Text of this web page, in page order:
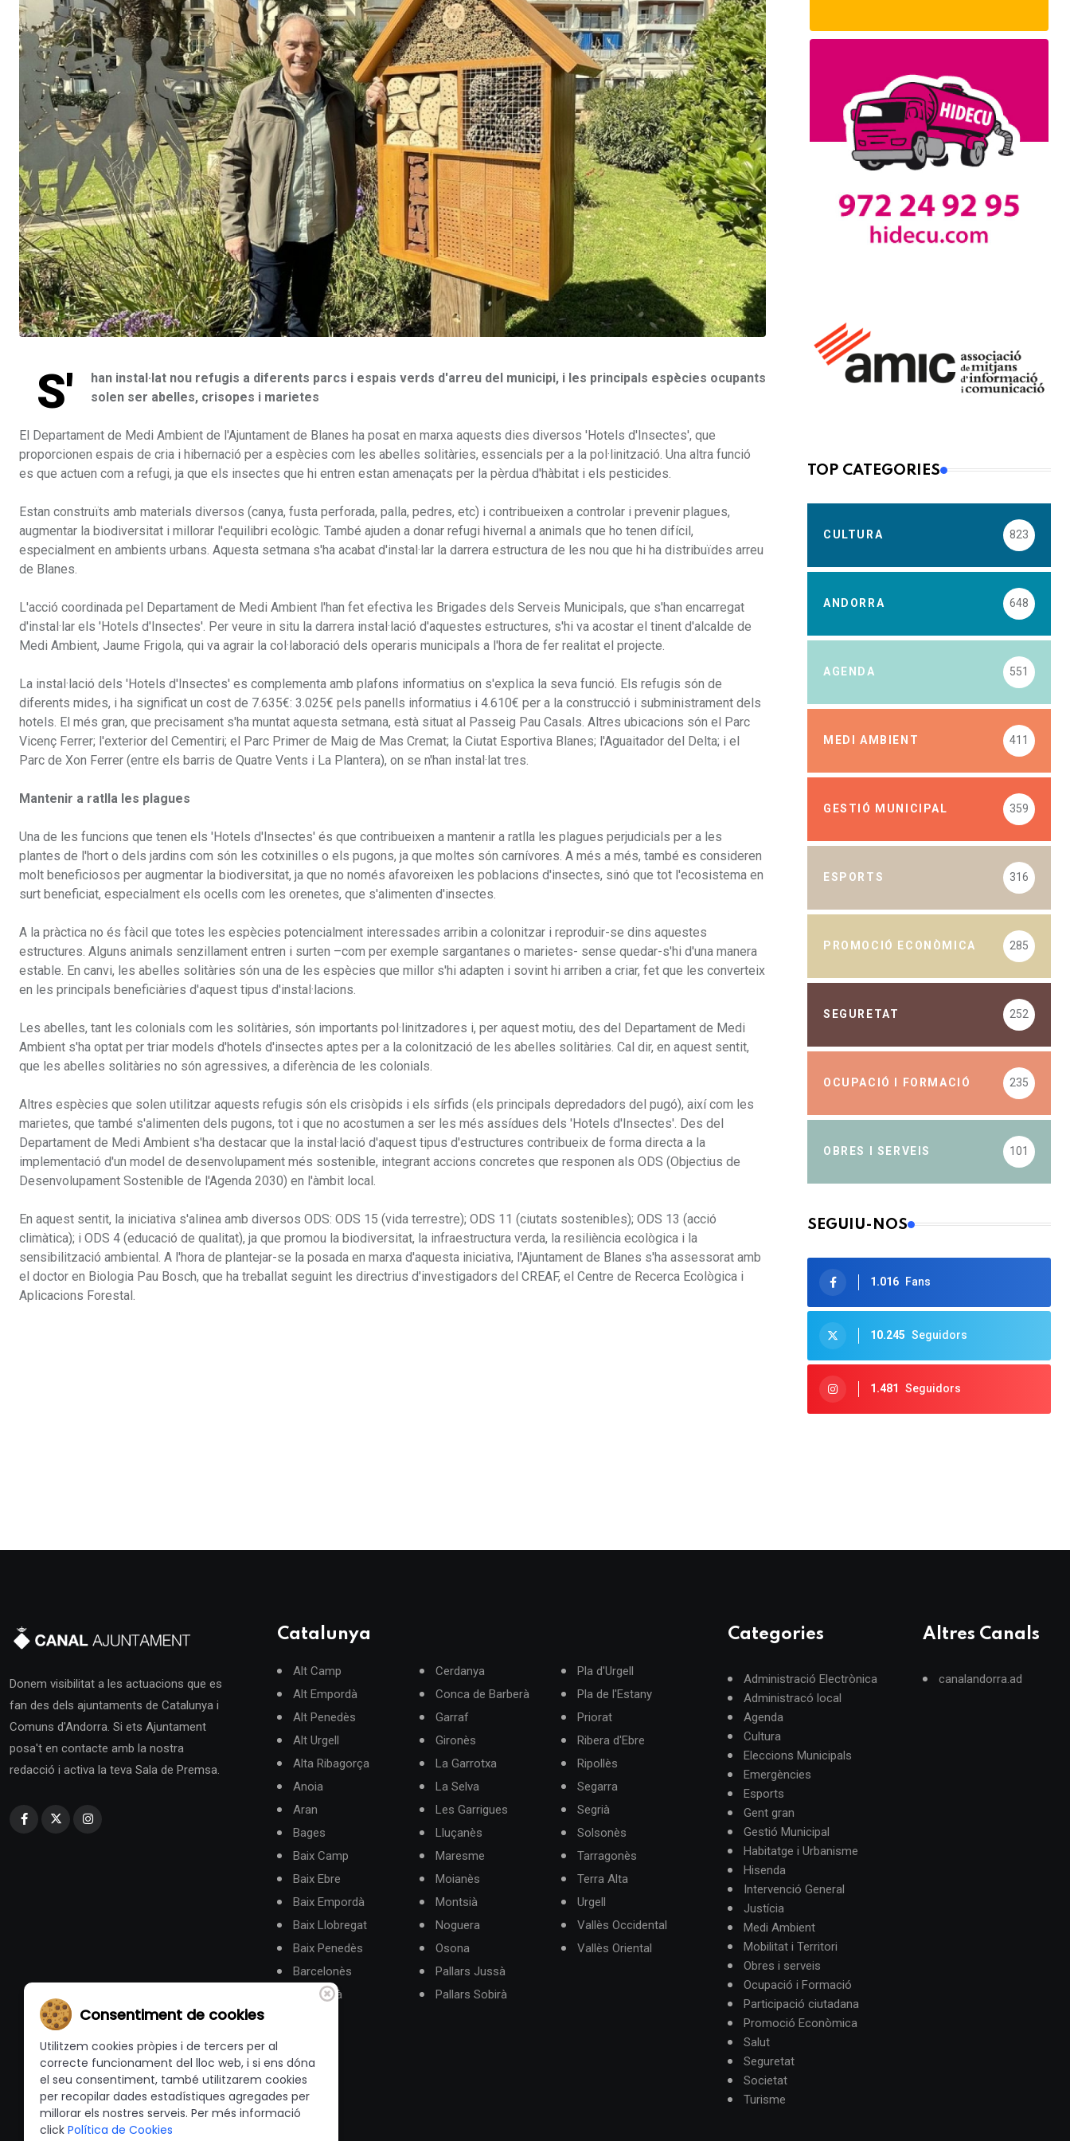
S'
han instal·lat nou refugis a diferents parcs i espais verds d'arreu del municipi, i les principals espècies ocupants
solen ser abelles, crisopes i marietes
El Departament de Medi Ambient de l'Ajuntament de Blanes ha posat en marxa aquests dies diversos 'Hotels d'Insectes', que
proporcionen espais de cria i hibernació per a espècies com les abelles solitàries, essencials per a la pol·linització. Una altra funció
es que actuen com a refugi, ja que els insectes que hi entren estan amenaçats per la pèrdua d'hàbitat i els pesticides.
Estan construïts amb materials diversos (canya, fusta perforada, palla, pedres, etc) i contribueixen a controlar i prevenir plagues,
augmentar la biodiversitat i millorar l'equilibri ecològic. També ajuden a donar refugi hivernal a animals que ho tenen difícil,
especialment en ambients urbans. Aquesta setmana s'ha acabat d'instal·lar la darrera estructura de les nou que hi ha distribuïdes arreu
de Blanes.
L'acció coordinada pel Departament de Medi Ambient l'han fet efectiva les Brigades dels Serveis Municipals, que s'han encarregat
d'instal·lar els 'Hotels d'Insectes'. Per veure in situ la darrera instal·lació d'aquestes estructures, s'hi va acostar el tinent d'alcalde de
Medi Ambient, Jaume Frigola, qui va agrair la col·laboració dels operaris municipals a l'hora de fer realitat el projecte.
La instal·lació dels 'Hotels d'Insectes' es complementa amb plafons informatius on s'explica la seva funció. Els refugis són de
diferents mides, i ha significat un cost de 7.635€: 3.025€ pels panells informatius i 4.610€ per a la construcció i subministrament dels
hotels. El més gran, que precisament s'ha muntat aquesta setmana, està situat al Passeig Pau Casals. Altres ubicacions són el Parc
Vicenç Ferrer; l'exterior del Cementiri; el Parc Primer de Maig de Mas Cremat; la Ciutat Esportiva Blanes; l'Aguaitador del Delta; i el
Parc de Xon Ferrer (entre els barris de Quatre Vents i La Plantera), on se n'han instal·lat tres.
Mantenir a ratlla les plagues
Una de les funcions que tenen els 'Hotels d'Insectes' és que contribueixen a mantenir a ratlla les plagues perjudicials per a les
plantes de l'hort o dels jardins com són les cotxinilles o els pugons, ja que moltes són carnívores. A més a més, també es consideren
molt beneficiosos per augmentar la biodiversitat, ja que no només afavoreixen les poblacions d'insectes, sinó que tot l'ecosistema en
surt beneficiat, especialment els ocells com les orenetes, que s'alimenten d'insectes.
A la pràctica no és fàcil que totes les espècies potencialment interessades arribin a colonitzar i reproduir-se dins aquestes
estructures. Alguns animals senzillament entren i surten –com per exemple sargantanes o marietes- sense quedar-s'hi d'una manera
estable. En canvi, les abelles solitàries són una de les espècies que millor s'hi adapten i sovint hi arriben a criar, fet que les converteix
en les principals beneficiàries d'aquest tipus d'instal·lacions.
Les abelles, tant les colonials com les solitàries, són importants pol·linitzadores i, per aquest motiu, des del Departament de Medi
Ambient s'ha optat per triar models d'hotels d'insectes aptes per a la colonització de les abelles solitàries. Cal dir, en aquest sentit,
que les abelles solitàries no són agressives, a diferència de les colonials.
Altres espècies que solen utilitzar aquests refugis són els crisòpids i els sírfids (els principals depredadors del pugó), així com les
marietes, que també s'alimenten dels pugons, tot i que no acostumen a ser les més assídues dels 'Hotels d'Insectes'. Des del
Departament de Medi Ambient s'ha destacar que la instal·lació d'aquest tipus d'estructures contribueix de forma directa a la
implementació d'un model de desenvolupament més sostenible, integrant accions concretes que responen als ODS (Objectius de
Desenvolupament Sostenible de l'Agenda 2030) en l'àmbit local.
En aquest sentit, la iniciativa s'alinea amb diversos ODS: ODS 15 (vida terrestre); ODS 11 (ciutats sostenibles); ODS 13 (acció
climàtica); i ODS 4 (educació de qualitat), ja que promou la biodiversitat, la infraestructura verda, la resiliència ecològica i la
sensibilització ambiental. A l'hora de plantejar-se la posada en marxa d'aquesta iniciativa, l'Ajuntament de Blanes s'ha assessorat amb
el doctor en Biologia Pau Bosch, que ha treballat seguint les directrius d'investigadors del CREAF, el Centre de Recerca Ecològica i
Aplicacions Forestal.
TOP CATEGORIES
CULTURA 823
ANDORRA 648
AGENDA 551
MEDI AMBIENT 411
GESTIÓ MUNICIPAL 359
ESPORTS 316
PROMOCIÓ ECONÒMICA 285
SEGURETAT 252
OCUPACIÓ I FORMACIÓ 235
OBRES I SERVEIS 101
SEGUIU-NOS
1.016 Fans
10.245 Seguidors
1.481 Seguidors
Donem visibilitat a les actuacions que es
fan des dels ajuntaments de Catalunya i
Comuns d'Andorra. Si ets Ajuntament
posa't en contacte amb la nostra
redacció i activa la teva Sala de Premsa.
Catalunya
Alt Camp
Alt Empordà
Alt Penedès
Alt Urgell
Alta Ribagorça
Anoia
Aran
Bages
Baix Camp
Baix Ebre
Baix Empordà
Baix Llobregat
Baix Penedès
Barcelonès
Berguedà
Cerdanya
Conca de Barberà
Garraf
Gironès
La Garrotxa
La Selva
Les Garrigues
Lluçanès
Maresme
Moianès
Montsià
Noguera
Osona
Pallars Jussà
Pallars Sobirà
Pla d'Urgell
Pla de l'Estany
Priorat
Ribera d'Ebre
Ripollès
Segarra
Segrià
Solsonès
Tarragonès
Terra Alta
Urgell
Vallès Occidental
Vallès Oriental
Categories
Administració Electrònica
Administracó local
Agenda
Cultura
Eleccions Municipals
Emergències
Esports
Gent gran
Gestió Municipal
Habitatge i Urbanisme
Hisenda
Intervenció General
Justícia
Medi Ambient
Mobilitat i Territori
Obres i serveis
Ocupació i Formació
Participació ciutadana
Promoció Econòmica
Salut
Seguretat
Societat
Turisme
Altres Canals
canalandorra.ad
Consentiment de cookies
Utilitzem cookies pròpies i de tercers per al
correcte funcionament del lloc web, i si ens dóna
el seu consentiment, també utilitzarem cookies
per recopilar dades estadístiques agregades per
millorar els nostres serveis. Per més informació
click Política de Cookies